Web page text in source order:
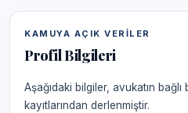
KAMUYA AÇIK VERILER
Profil Bilgileri
Aşağıdaki bilgiler, avukatın
kayıtlarından derlenmiştir.